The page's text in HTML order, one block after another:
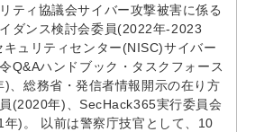
ティ協議会サイバー攻撃被害に係る
ダンス検討会委員(2022年-2023
ュリティセンター(NISC)サイバー
Q&Aハンドブック・タスクフォース
、総務省・発信者情報開示の在り方
(2020年)、SecHack365実行委員会
)。 以前は警察庁技官として、10